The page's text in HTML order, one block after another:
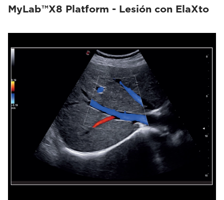
MyLab™X8 Platform - Lesión con ElaXto